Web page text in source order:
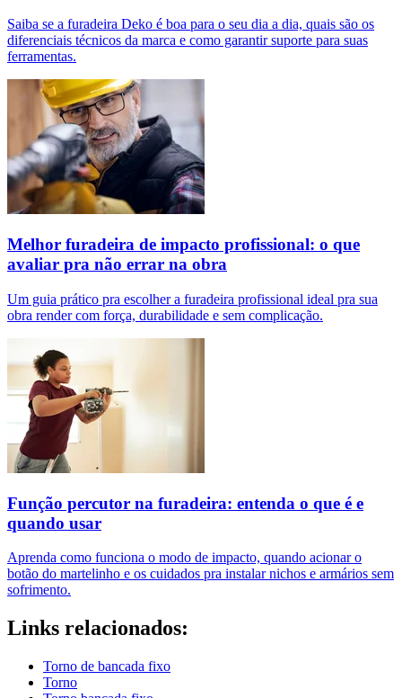
Saiba se a furadeira Deko é boa para o seu dia a dia, quais são os
diferenciais técnicos da marca e como garantir suporte para suas
ferramentas.
Melhor furadeira de impacto profissional: o que
avaliar pra não errar na obra
Um guia prático pra escolher a furadeira profissional ideal pra sua
obra render com força, durabilidade e sem complicação.
Função percutor na furadeira: entenda o que é e
quando usar
Aprenda como funciona o modo de impacto, quando acionar o
botão do martelinho e os cuidados pra instalar nichos e armários sem
sofrimento.
Links relacionados:
Torno de bancada fixo
Torno